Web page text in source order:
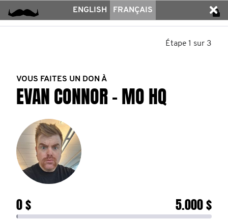
ENGLISH FRANÇAIS
Étape 1 sur 3
VOUS FAITES UN DON À
EVAN CONNOR - MO HQ
0 $ 5.000 $